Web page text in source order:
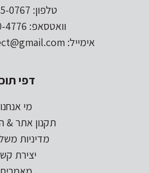
טלפון: 08-675-0767
וואטסאפ: 055-980-4776
אימייל: dubitoys.conect@gmail.com
דפי
מי אנחנו
תקנון אתר &
מדיניות
יצירת